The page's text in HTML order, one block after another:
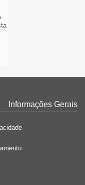
Informações Gerais